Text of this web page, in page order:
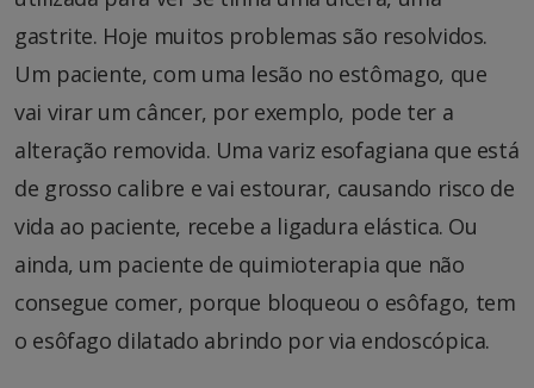
gastrite. Hoje muitos problemas são resolvidos.
Um paciente, com uma lesão no estômago, que
vai virar um câncer, por exemplo, pode ter a
alteração removida. Uma variz esofagiana que está
de grosso calibre e vai estourar, causando risco de
vida ao paciente, recebe a ligadura elástica. Ou
ainda, um paciente de quimioterapia que não
consegue comer, porque bloqueou o esôfago, tem
o esôfago dilatado abrindo por via endoscópica.